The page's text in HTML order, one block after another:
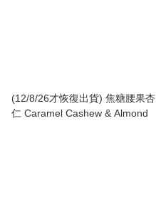
(12/8/26才恢復出貨) 焦糖腰果杏
仁 Caramel Cashew & Almond